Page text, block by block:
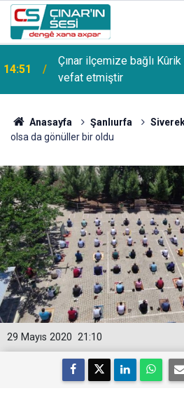
14:51
Çınar ilçemize bağlı
vefat etmiştir
Anasayfa Şanlıurfa
olsa da gönüller bir oldu
21:10
29 Mayıs 2020